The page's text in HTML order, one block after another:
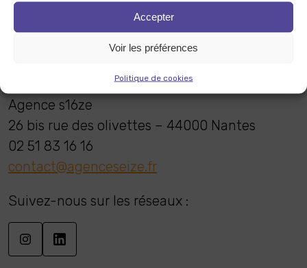
Accepter
Voir les préférences
Politique de cookies
Les tendances
Notre équipe
Agence s16ze
26 bis rue des olivettes – 44000 Nantes
02 51 83 16 16
contact@agenceseize.fr
Suivez-nous sur les réseaux :